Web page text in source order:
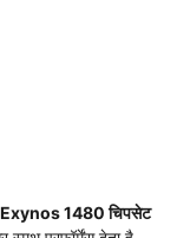
Exynos 1480 चिपसेट